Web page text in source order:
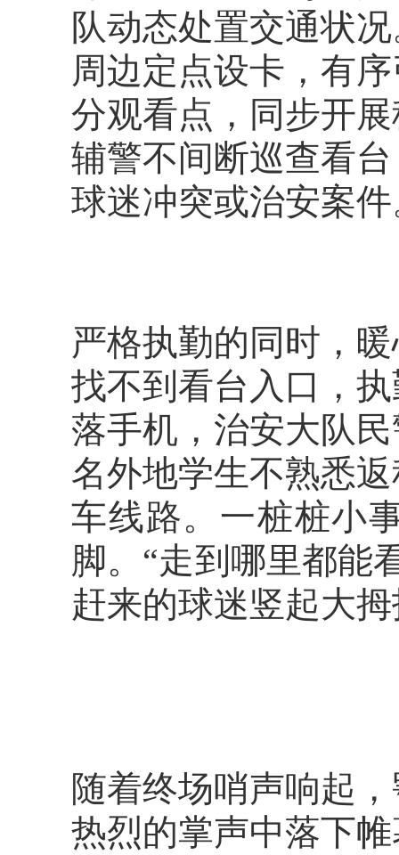
队动态处置交通状
周边定点设卡，有
分观看点，同步开
辅警不间断巡查看
球迷冲突或治安案
严格执勤的同时，
找不到看台入口，
落手机，治安大队
名外地学生不熟悉
车线路。一桩桩小
脚。“走到哪里都能
赶来的球迷竖起大
随着终场哨声响起
热烈的掌声中落下